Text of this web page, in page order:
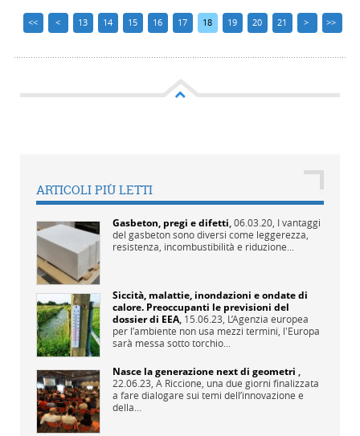
<< < 13 14 15 16 17 18 19 20 21 > >>
ARTICOLI PIÙ LETTI
Gasbeton, pregi e difetti,06.03.20, I vantaggi
del gasbeton sono diversi come leggerezza,
resistenza, incombustibilità e riduzione...
Siccità, malattie, inondazioni e ondate di
calore. Preoccupanti le previsioni del
dossier di EEA, 15.06.23, L’Agenzia europea
per l’ambiente non usa mezzi termini, l'Europa
sarà messa sotto torchio...
Nasce la generazione next di geometri ,
22.06.23, A Riccione, una due giorni finalizzata
a fare dialogare sui temi dell’innovazione e
della...